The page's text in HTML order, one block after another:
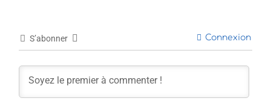
S’abonner Connexion